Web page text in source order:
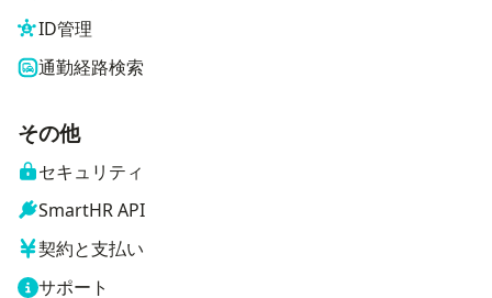
ID管理
通勤経路検索
その他
セキュリティ
SmartHR API
契約と支払い
サポート